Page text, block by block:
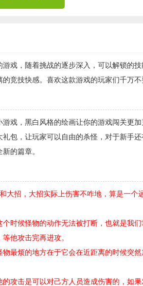
戏，随着挑战的逐步深入，可以解锁的
竞技快感。喜欢这款游戏的玩家们千万不
戏，黑白风格的绘画让你的游戏闯关更
包，让玩家可以自由的杀怪，对于新手
的篇章。
大招，大招实际上伤害不咋地，算是一
时候怪物的动作无法被打断，也就是我
他攻击完再进攻。
最烦的地方在于它会在近距离的时候突
攻击是可以对己方人员造成伤害的，如